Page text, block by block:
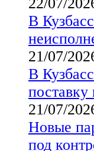
В
21/07/
В
21/07/
Новые
под